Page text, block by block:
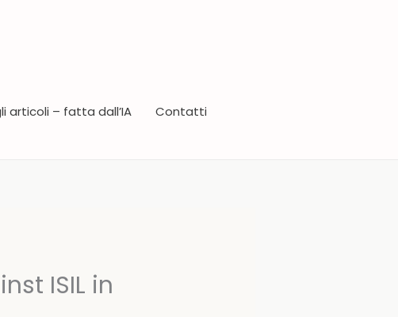
articoli – fatta dall’IA Contatti
ISIL in